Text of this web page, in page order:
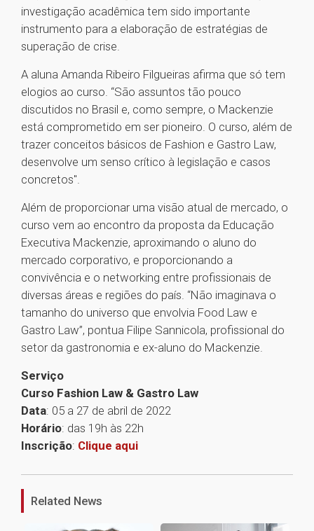
investigação acadêmica tem sido importante
instrumento para a elaboração de estratégias de
superação de crise.
A aluna Amanda Ribeiro Filgueiras afirma que só tem
elogios ao curso. “São assuntos tão pouco
discutidos no Brasil e, como sempre, o Mackenzie
está comprometido em ser pioneiro. O curso, além de
trazer conceitos básicos de Fashion e Gastro Law,
desenvolve um senso crítico à legislação e casos
concretos".
Além de proporcionar uma visão atual de mercado, o
curso vem ao encontro da proposta da Educação
Executiva Mackenzie, aproximando o aluno do
mercado corporativo, e proporcionando a
convivência e o networking entre profissionais de
diversas áreas e regiões do país. “Não imaginava o
tamanho do universo que envolvia Food Law e
Gastro Law”, pontua Filipe Sannicola, profissional do
setor da gastronomia e ex-aluno do Mackenzie.
Serviço
Curso Fashion Law & Gastro Law
Data: 05 a 27 de abril de 2022
Horário: das 19h às 22h
Inscrição: Clique aqui
Related News